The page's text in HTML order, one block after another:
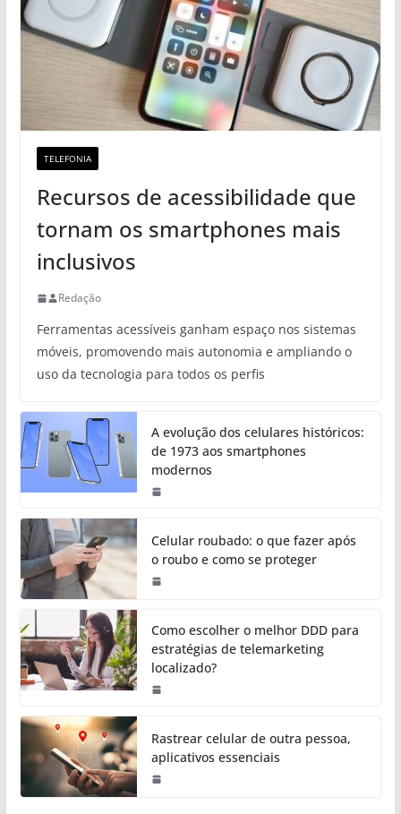
TELEFONIA
Recursos de acessibilidade que
tornam os smartphones mais
inclusivos
Redação
Ferramentas acessíveis ganham espaço nos sistemas
móveis, promovendo mais autonomia e ampliando o
uso da tecnologia para todos os perfis
A evolução dos celulares históricos:
de 1973 aos smartphones
modernos
Celular roubado: o que fazer após
o roubo e como se proteger
Como escolher o melhor DDD para
estratégias de telemarketing
localizado?
Rastrear celular de outra pessoa,
aplicativos essenciais